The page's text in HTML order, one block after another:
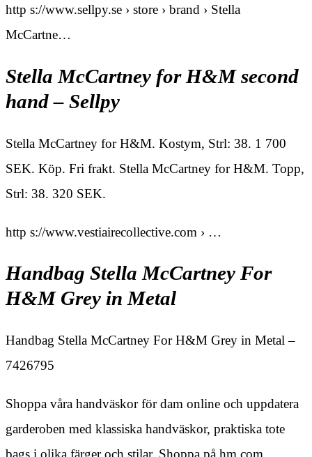
http s://www.sellpy.se › store › brand › Stella
McCartne…
Stella McCartney for H&M second
hand – Sellpy
Stella McCartney for H&M. Kostym, Strl: 38. 1 700
SEK. Köp. Fri frakt. Stella McCartney for H&M. Topp,
Strl: 38. 320 SEK.
http s://www.vestiairecollective.com › …
Handbag Stella McCartney For
H&M Grey in Metal
Handbag Stella McCartney For H&M Grey in Metal –
7426795
Shoppa våra handväskor för dam online och uppdatera
garderoben med klassiska handväskor, praktiska tote
bags i olika färger och stilar. Shoppa på hm.com.